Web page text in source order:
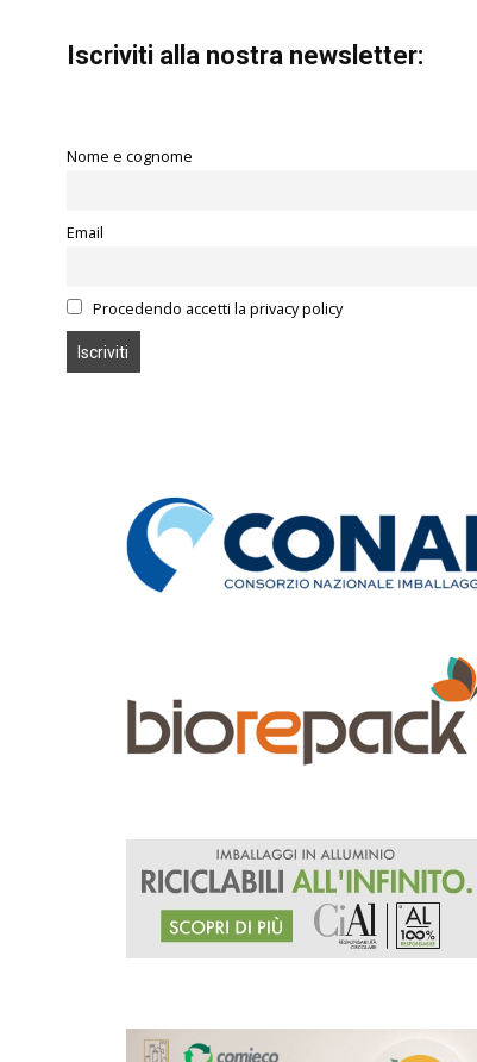
Iscriviti alla nostra newsletter:
Nome e cognome
Email
Procedendo accetti la privacy policy